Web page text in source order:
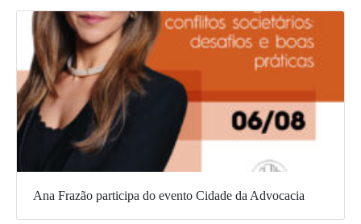
Ana Frazão participa do evento Cidade da Advocacia